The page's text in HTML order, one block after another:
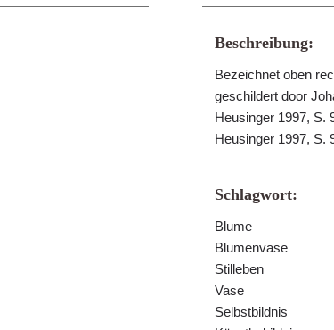
Beschreibung:
Bezeichnet oben
geschildert door
Heusinger 1997, S.
Heusinger 1997, S.
Schlagwort:
Blume
Blumenvase
Stilleben
Vase
Selbstbildnis